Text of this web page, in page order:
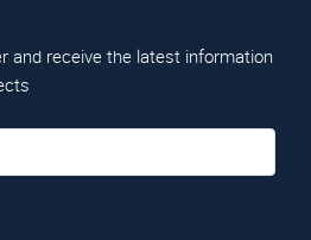
and receive the latest information